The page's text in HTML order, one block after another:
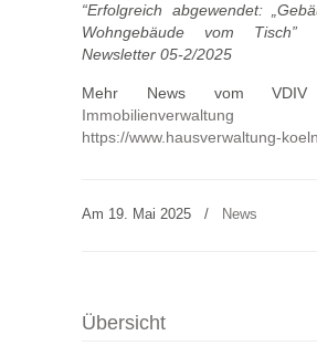
“Erfolgreich abgewendet:
Wohngebäude vom Tisch”
Newsletter 05-2/2025
Mehr News vom
Immobilienverwaltung
https://www.hausverwaltung-
Am 19. Mai 2025 / News
Übersicht